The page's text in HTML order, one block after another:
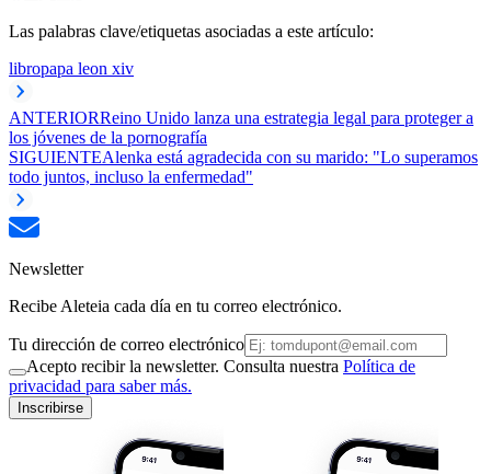
Las palabras clave/etiquetas asociadas a este artículo:
libropapa leon xiv
ANTERIORReino Unido lanza una estrategia legal para proteger a
los jóvenes de la pornografía
SIGUIENTEAlenka está agradecida con su marido: "Lo superamos
todo juntos, incluso la enfermedad"
Newsletter
Recibe Aleteia cada día en tu correo electrónico.
Tu dirección de correo electrónico
Acepto recibir la newsletter. Consulta nuestra Política de
privacidad para saber más.
Inscribirse